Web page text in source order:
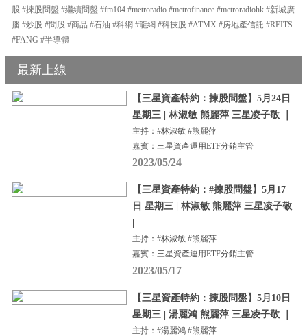
股 #揀股問盤 #繼續問盤 #fm104 #metroradio #metrofinance #metroradiohk #新城廣
播 #炒股 #問股 #商品 #石油 #科網 #龍網 #科技股 #ATMX #房地產信託 #REITS
#FANG #半導體
最新上線
【三星資產特約：揀股問盤】5月24日
星期三 | 林淑敏 熊麗萍 三星凌子敬 ｜
主持：#林淑敏 #熊麗萍
嘉賓：三星資產運用ETF分銷主管
2023/05/24
【三星資產特約：#揀股問盤】5月17
日 星期三 | 林淑敏 熊麗萍 三星凌子敬
主持：#林淑敏 #熊麗萍
嘉賓：三星資產運用ETF分銷主管
2023/05/17
【三星資產特約：揀股問盤】5月10日
星期三 | 湯麗鴻 熊麗萍 三星凌子敬 ｜
主持：#湯麗鴻 #熊麗萍